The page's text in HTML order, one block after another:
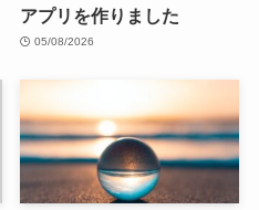
アプリを作りました
05/08/2026